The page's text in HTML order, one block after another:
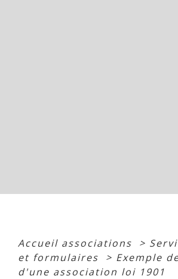
Accueil associations >
et formulaires
> Exemple
d'une association loi 1901